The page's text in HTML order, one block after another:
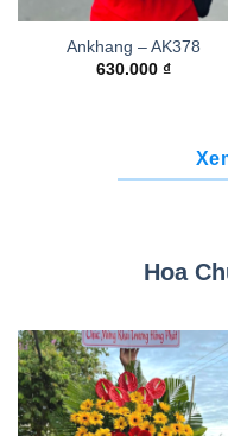
Ankhang – AK378
630.000 ₫
Hoa